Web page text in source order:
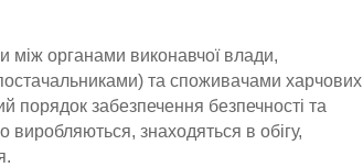
між органами виконавчої влади,
та споживачами харчових
порядок забезпечення безпечності та
виробляються, знаходяться в обігу,